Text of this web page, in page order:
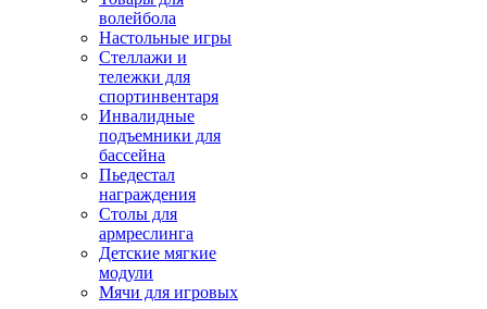
волейбола
Настольные игры
Стеллажи и
тележки для
спортинвентаря
Инвалидные
подъемники для
бассейна
Пьедестал
награждения
Столы для
армреслинга
Детские мягкие
модули
Мячи для игровых